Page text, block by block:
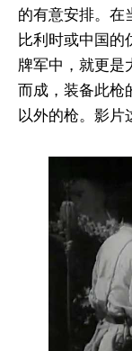
的有意安排。在
比利时或中国的
牌军中，就更是
而成，装备此枪
以外的枪。影